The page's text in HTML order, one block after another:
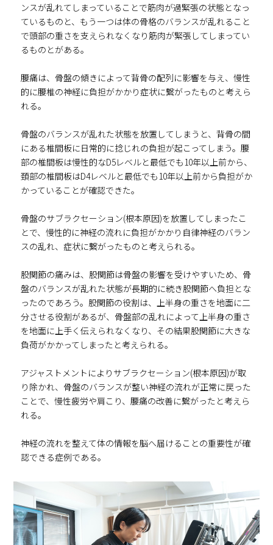
ンスが乱れてしまっていることで筋肉が過緊張の状態となっ
ているものと、もう一つは体の骨格のバランスが乱れること
で頭部の重さを支えられなくなり筋肉が緊張してしまってい
るものとがある。
腰痛は、骨盤の傾きによって背骨の配列に影響を与え、慢性
的に腰椎の神経に負担がかかり症状に繋がったものと考えら
れる。
骨盤のバランスが乱れた状態を放置してしまうと、背骨の間
にある椎間板に日常的に捻じれの負担が起こってしまう。腰
部の椎間板は慢性的なD5レベルと最低でも10年以上前から、
頚部の椎間板はD4レベルと最低でも10年以上前から負担がか
かっていることが確認できた。
骨盤のサブラクセーション(根本原因)を放置してしまったこ
とで、慢性的に神経の流れに負担がかかり自律神経のバラン
スの乱れ、症状に繋がったものと考えられる。
股関節の痛みは、股関節は骨盤の影響を受けやすいため、骨
盤のバランスが乱れた状態が長期的に続き股関節へ負担とな
ったのであろう。股関節の役割は、上半身の重さを地面に二
分させる役割があるが、骨盤部の乱れによって上半身の重さ
を地面に上手く伝えられなくなり、その結果股関節に大きな
負荷がかかってしまったと考えられる。
アジャストメントによりサブラクセーション(根本原因)が取
り除かれ、骨盤のバランスが整い神経の流れが正常に戻った
ことで、慢性疲労や肩こり、腰痛の改善に繋がったと考えら
れる。
神経の流れを整えて体の情報を脳へ届けることの重要性が確
認できる症例である。